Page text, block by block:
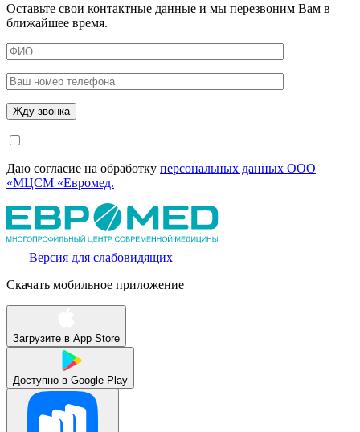
Оставьте свои контактные данные и мы перезвоним Вам в
ближайшее время.
Даю согласие на обработку персональных данных ООО
«МЦСМ «Евромед.
Версия для слабовидящих
Скачать мобильное приложение
Загрузите в App Store
Доступно в Google Play